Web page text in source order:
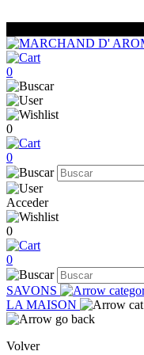
0
0
0
Acceder
0
0
SAVONS
LA MAISON
Volver